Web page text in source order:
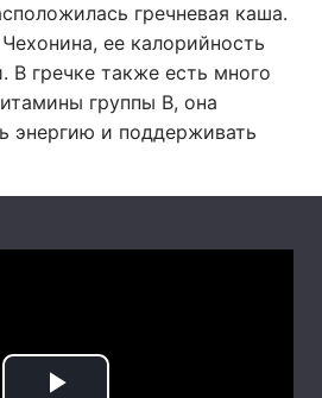
гречневая каша.
ее калорийность
В гречке также есть много
группы В, она
энергию и поддерживать